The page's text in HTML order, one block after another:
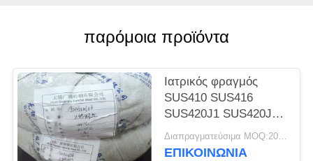
PRIVACYπαρόμοια προϊόντα
Ιατρικός φραγμός
SUS410 SUS416
SUS420J1 SUS420J2
SUS440C καλωδίων
ανοξείδωτου
Διαπραγματεύσιμα MOQ:200 ΚΛ
ΕΠΙΚΟΙΝΩΝΊΑ